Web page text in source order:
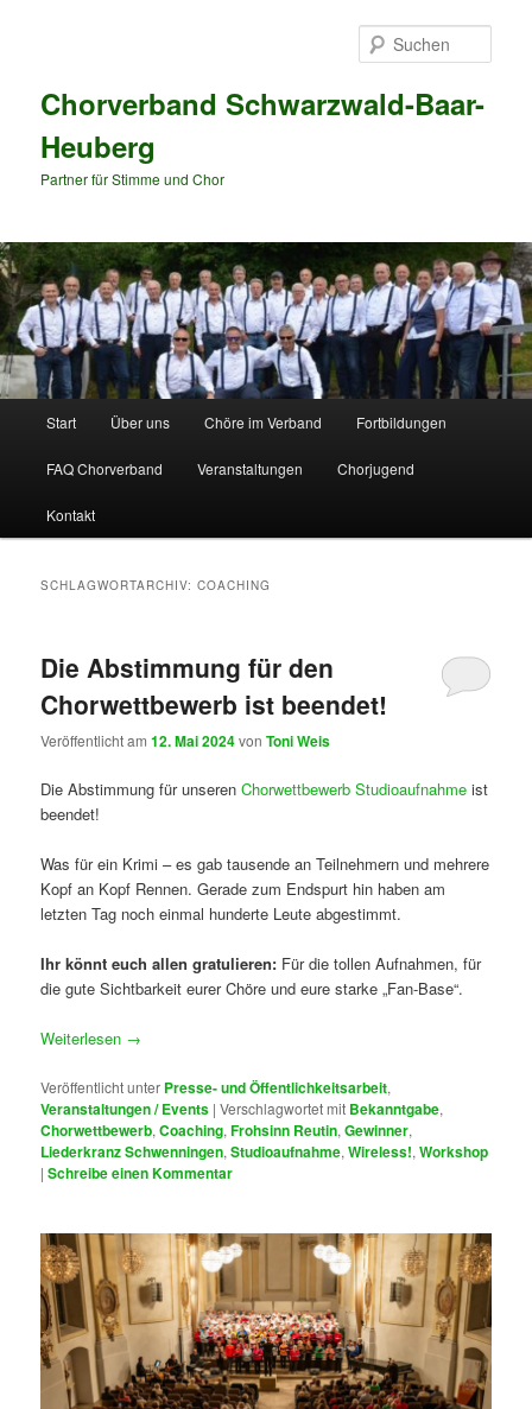
Chorverband Schwarzwald-Baar-
Heuberg
Partner für Stimme und Chor
Start Über uns Chöre im Verband Fortbildungen
FAQ Chorverband Veranstaltungen Chorjugend
Kontakt
SCHLAGWORTARCHIV:COACHING
Die Abstimmung für den
Chorwettbewerb ist beendet!
Veröffentlicht am12. Mai 2024vonToni Weis
Die Abstimmung für unserenChorwettbewerb Studioaufnahme ist
beendet!
Was für ein Krimi – es gab tausende an Teilnehmern und mehrere
Kopf an Kopf Rennen. Gerade zum Endspurt hin haben am
letzten Tag noch einmal hunderte Leute abgestimmt.
Ihr könnt euch allen gratulieren: Für die tollen Aufnahmen, für
die gute Sichtbarkeit eurer Chöre und eure starke „Fan-Base“.
Weiterlesen →
Veröffentlicht unter Presse- und Öffentlichkeitsarbeit,
Veranstaltungen / Events |Verschlagwortet mit Bekanntgabe,
Chorwettbewerb,Coaching,Frohsinn Reutin,Gewinner,
Liederkranz Schwenningen,Studioaufnahme,Wireless!,Workshop
|Schreibe einen Kommentar